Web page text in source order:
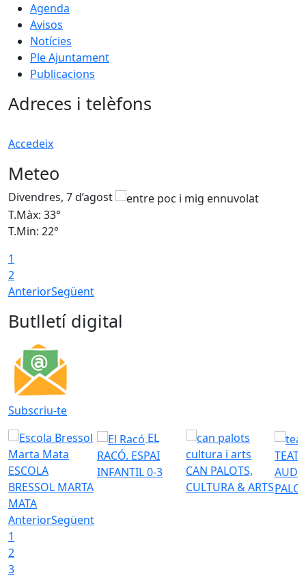
Agenda
Avisos
Notícies
Ple Ajuntament
Publicacions
Adreces i telèfons
Accedeix
Meteo
Divendres, 7 d’agost
T.Màx: 33°
T.Min: 22°
1
2
AnteriorSegüent
Butlletí digital
Subscriu-te
ESCOLA
BRESSOL MARTA
MATA
EL
RACÓ. ESPAI
INFANTIL 0-3
CAN PALOTS,
CULTURA & ARTS
AnteriorSegüent
1
2
3